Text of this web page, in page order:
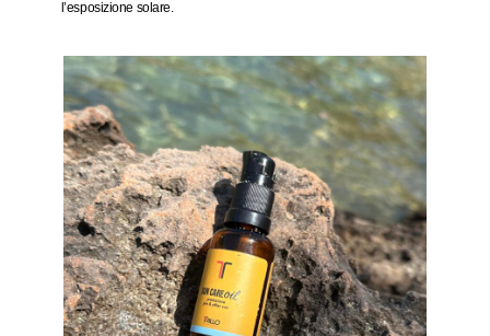
l’esposizione solare.